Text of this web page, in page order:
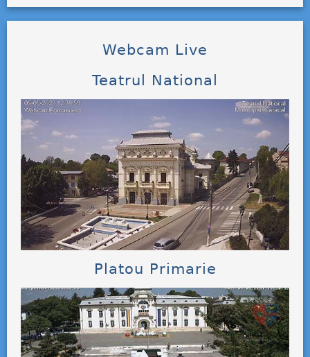
Webcam Live
Teatrul National
Platou Primarie